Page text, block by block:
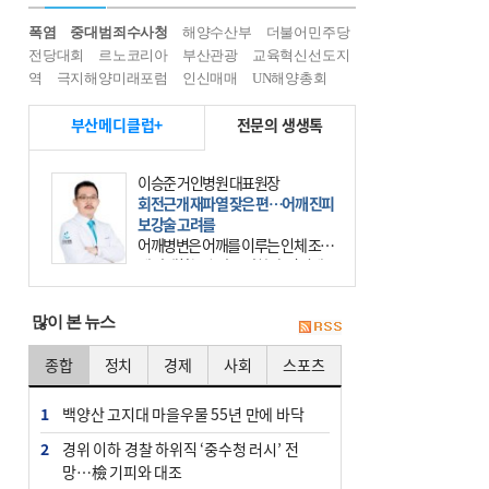
폭염 중대범죄수사청 해양수산부
더불어민주당
전당대회
르노코리아 부산관광
교육혁신선도지
역
극지해양미래포럼 인신매매 UN해양총회
부산메디클럽+ 전문의 생생톡
이승준 거인병원 대표원장
회전근개 재파열 잦은 편…어깨 진피
보강술 고려를
어깨병변은 어깨를 이루는 인체 조직
에 발생하는 손상을 말한다. 여기에
는 오십견과 회전근개 증후군, 어깨
많이 본 뉴스
종합 정치 경제 사회 스포츠
1
백양산 고지대 마을우물 55년 만에 바닥
2
경위 이하 경찰 하위직 ‘중수청 러시’ 전
망…檢 기피와 대조